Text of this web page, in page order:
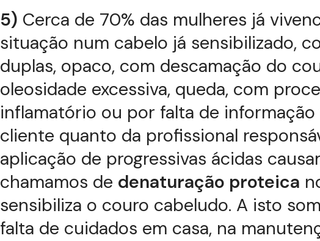
5) Cerca de 70% das mulheres já
situação num cabelo já sensibilizado,
duplas, opaco, com descamação do
oleosidade excessiva, queda, com
inflamatório ou por falta de
cliente quanto da profissional
aplicação de progressivas ácidas
chamamos de denaturação proteica
sensibiliza o couro cabeludo. A isto
falta de cuidados em casa, na